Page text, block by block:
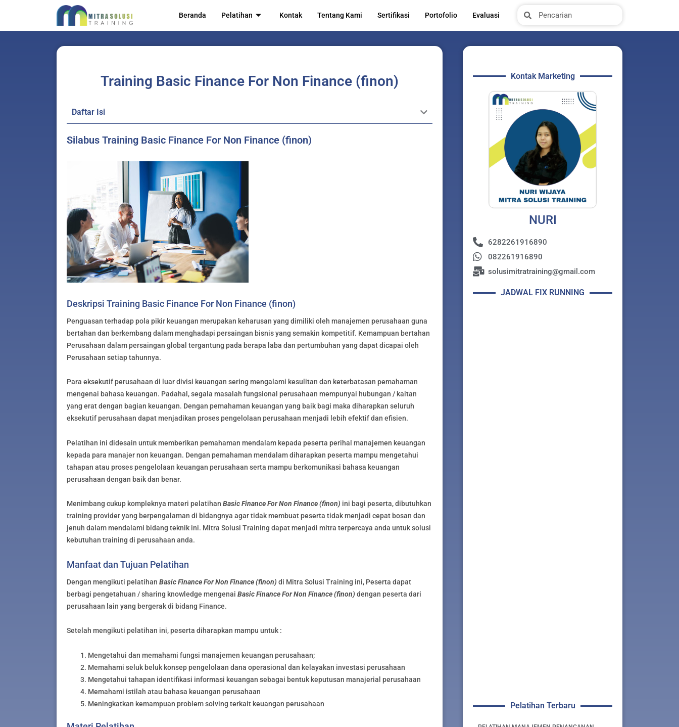
konten
Beranda Pelatihan Kontak Tentang Kami Sertifikasi Portofolio Evaluasi SearchSearch
Training Basic Finance For Non Finance (finon)
Daftar Isi
Silabus Training Basic Finance For Non Finance (finon)
Deskripsi Training Basic Finance For Non Finance (finon)
Penguasan terhadap pola pikir keuangan merupakan keharusan yang dimiliki oleh manajemen perusahaan guna
bertahan dan berkembang dalam menghadapi persaingan bisnis yang semakin kompetitif. Kemampuan bertahan
Perusahaan dalam persaingan global tergantung pada berapa laba dan pertumbuhan yang dapat dicapai oleh
Perusahaan setiap tahunnya.
Para eksekutif perusahaan di luar divisi keuangan sering mengalami kesulitan dan keterbatasan pemahaman
mengenai bahasa keuangan. Padahal, segala masalah fungsional perusahaan mempunyai hubungan / kaitan
yang erat dengan bagian keuangan. Dengan pemahaman keuangan yang baik bagi maka diharapkan seluruh
eksekutif perusahaan dapat menjadikan proses pengelolaan perusahaan menjadi lebih efektif dan efisien.
Pelatihan ini didesain untuk memberikan pemahaman mendalam kepada peserta perihal manajemen keuangan
kepada para manajer non keuangan. Dengan pemahaman mendalam diharapkan peserta mampu mengetahui
tahapan atau proses pengelolaan keuangan perusahaan serta mampu berkomunikasi bahasa keuangan
perusahaan dengan baik dan benar.
Menimbang cukup kompleknya materi pelatihan Basic Finance For Non Finance (finon) ini bagi peserta, dibutuhkan
training provider yang berpengalaman di bidangnya agar tidak membuat peserta tidak menjadi cepat bosan dan
jenuh dalam mendalami bidang teknik ini. Mitra Solusi Training dapat menjadi mitra terpercaya anda untuk solusi
kebutuhan training di perusahaan anda.
Manfaat dan Tujuan Pelatihan
Dengan mengikuti pelatihan Basic Finance For Non Finance (finon) di Mitra Solusi Training ini, Peserta dapat
berbagi pengetahuan / sharing knowledge mengenai Basic Finance For Non Finance (finon) dengan peserta dari
perusahaan lain yang bergerak di bidang Finance.
Setelah mengikuti pelatihan ini, peserta diharapkan mampu untuk :
Mengetahui dan memahami fungsi manajemen keuangan perusahaan;
Memahami seluk beluk konsep pengelolaan dana operasional dan kelayakan investasi perusahaan
Mengetahui tahapan identifikasi informasi keuangan sebagai bentuk keputusan manajerial perusahaan
Memahami istilah atau bahasa keuangan perusahaan
Meningkatkan kemampuan problem solving terkait keuangan perusahaan
Kontak Marketing
NURI
6282261916890
082261916890
solusimitratraining@gmail.com
JADWAL FIX RUNNING
Pelatihan Terbaru